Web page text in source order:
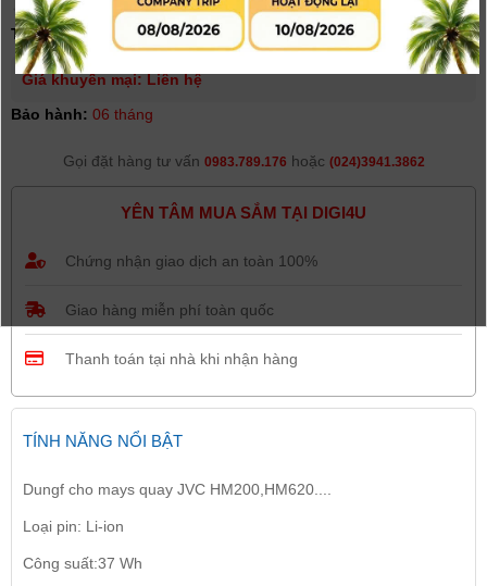
(0người đánh giá)
Tình trạng:
Hết hàng
Giá khuyến mại: Liên hệ
Bảo hành: 06 tháng
Gọi đặt hàng tư vấn 0983.789.176 hoặc (024)3941.3862
YÊN TÂM MUA SẮM TẠI DIGI4U
Chứng nhận giao dịch an toàn 100%
Giao hàng miễn phí toàn quốc
Thanh toán tại nhà khi nhận hàng
TÍNH NĂNG NỔI BẬT
Dungf cho mays quay JVC HM200,HM620....
Loại pin: Li-ion
Công suất:37 Wh